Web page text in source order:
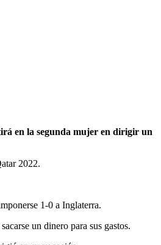
2022.
1-0 a Inglaterra.
un dinero para sus gastos.